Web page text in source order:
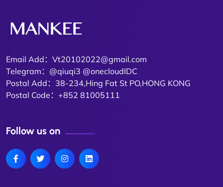
Email Add：Vt20102022@gmail.com
Telegram：@qiuqi3 @onecloudIDC
Postal Add：38-234,Hing Fat St PO,HONG KONG
Postal Code：+852 81005111
Follow us on